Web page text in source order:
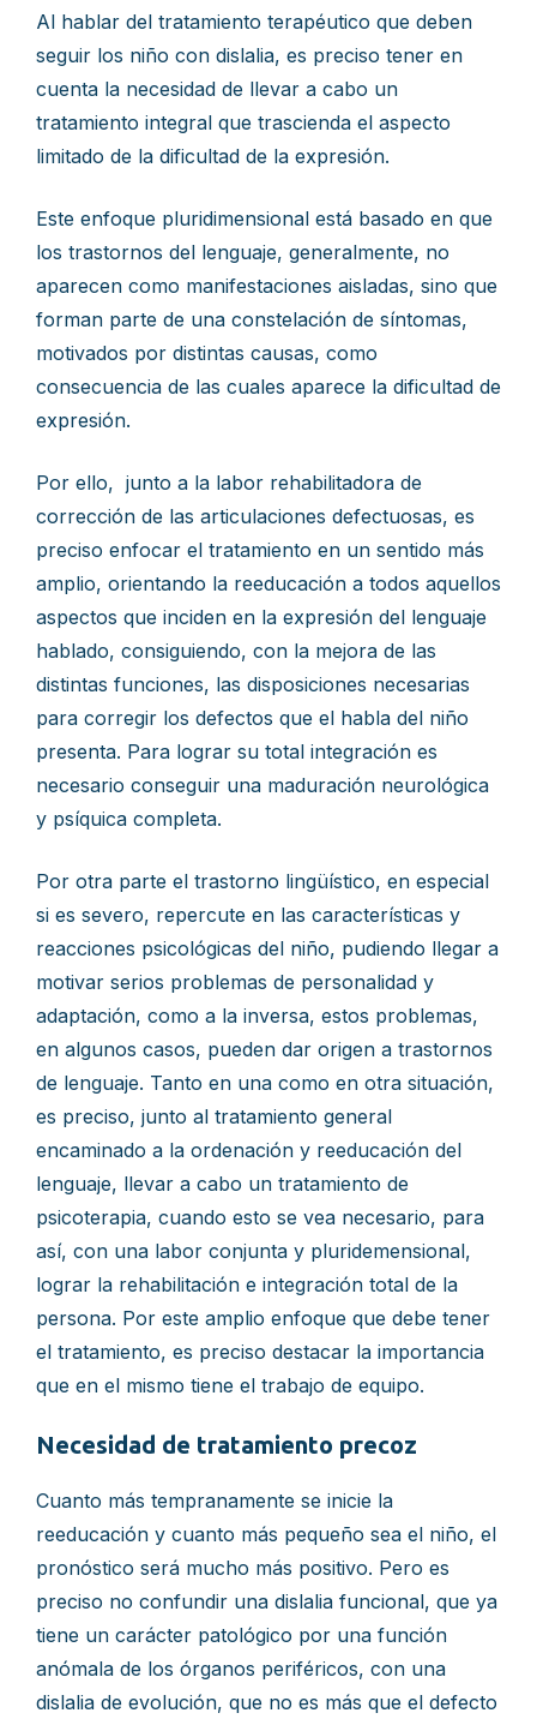
Al hablar del tratamiento terapéutico que deben
seguir los niño con dislalia, es preciso tener en
cuenta la necesidad de llevar a cabo un
tratamiento integral que trascienda el aspecto
limitado de la dificultad de la expresión.
Este enfoque pluridimensional está basado en que
los trastornos del lenguaje, generalmente, no
aparecen como manifestaciones aisladas, sino que
forman parte de una constelación de síntomas,
motivados por distintas causas, como
consecuencia de las cuales aparece la dificultad de
expresión.
Por ello, junto a la labor rehabilitadora de
corrección de las articulaciones defectuosas, es
preciso enfocar el tratamiento en un sentido más
amplio, orientando la reeducación a todos aquellos
aspectos que inciden en la expresión del lenguaje
hablado, consiguiendo, con la mejora de las
distintas funciones, las disposiciones necesarias
para corregir los defectos que el habla del niño
presenta. Para lograr su total integración es
necesario conseguir una maduración neurológica
y psíquica completa.
Por otra parte el trastorno lingüístico, en especial
si es severo, repercute en las características y
reacciones psicológicas del niño, pudiendo llegar a
motivar serios problemas de personalidad y
adaptación, como a la inversa, estos problemas,
en algunos casos, pueden dar origen a trastornos
de lenguaje. Tanto en una como en otra situación,
es preciso, junto al tratamiento general
encaminado a la ordenación y reeducación del
lenguaje, llevar a cabo un tratamiento de
psicoterapia, cuando esto se vea necesario, para
así, con una labor conjunta y pluridemensional,
lograr la rehabilitación e integración total de la
persona. Por este amplio enfoque que debe tener
el tratamiento, es preciso destacar la importancia
que en el mismo tiene el trabajo de equipo.
Necesidad de tratamiento precoz
Cuanto más tempranamente se inicie la
reeducación y cuanto más pequeño sea el niño, el
pronóstico será mucho más positivo. Pero es
preciso no confundir una dislalia funcional, que ya
tiene un carácter patológico por una función
anómala de los órganos periféricos, con una
dislalia de evolución, que no es más que el defecto